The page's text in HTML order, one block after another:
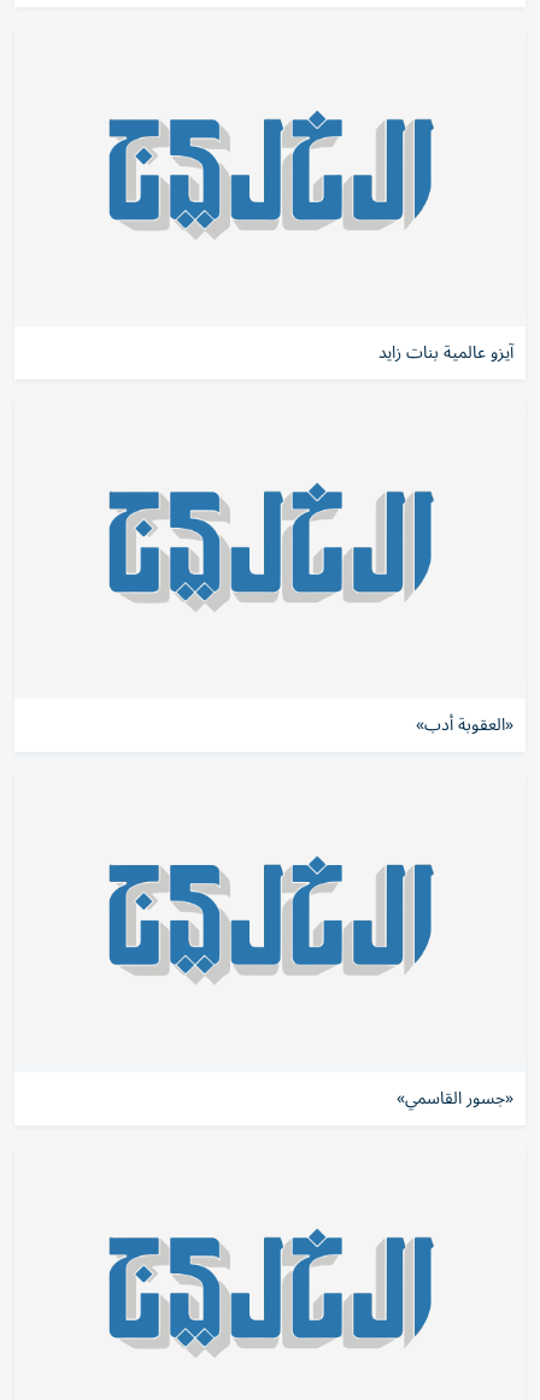
آيزو عالمية بنات زايد
«العقوبة أدب»
«جسور القاسمي»